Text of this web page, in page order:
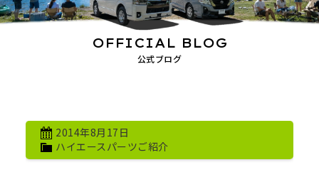
公式ブログ
OFFICIAL BLOG
2014年8月17日
ハイエースパーツご紹介